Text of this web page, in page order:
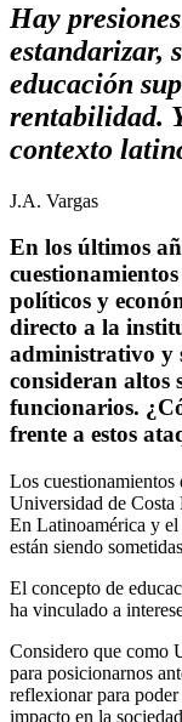
Hay
estandarizar,
educación
rentabilidad.
contexto
J.A. Vargas
En los últimos
políticos y
directo a la
administrativo y
consideran altos
funcionarios.
frente a estos
Los cuestionamientos
Universidad de Costa
En Latinoamérica y el
están siendo
El concepto de
ha vinculado a
Considero que como
para posicionarnos
reflexionar para
impacto en la